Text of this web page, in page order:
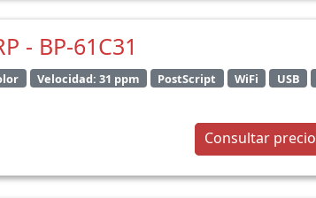
- BP-61C31
Velocidad: 31 ppm PostScript WiFi USB
Consultar precio